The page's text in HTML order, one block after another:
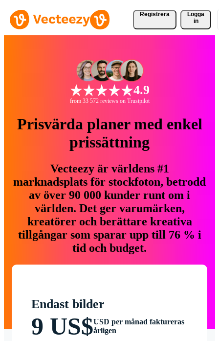
Registrera
Logga
in
4.9
from 33 572 reviews on Trustpilot
Prisvärda planer med enkel
prissättning
Vecteezy är världens #1
marknadsplats för stockfoton, betrodd
av över 90 000 kunder runt om i
världen. Det ger varumärken,
kreatörer och berättare kreativa
tillgångar som sparar upp till 76 % i
tid och budget.
Endast bilder
9 US$USD per månad faktureras
årligen